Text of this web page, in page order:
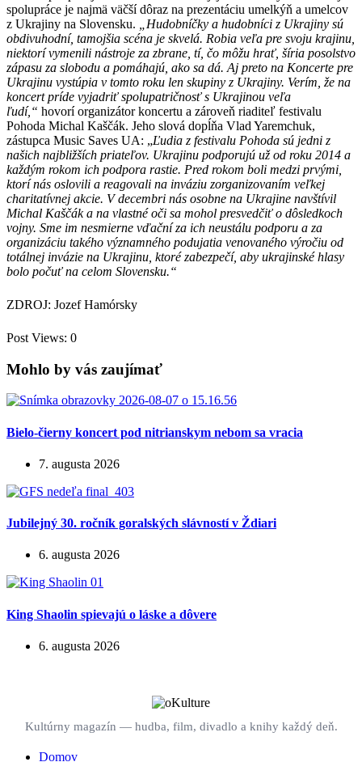
spolupráce je najmä väčší dôraz na prezentáciu umelkýň a umelcov
z Ukrajiny na Slovensku.
„Hudobníčky a hudobníci z Ukrajiny sú
obdivuhodní, tamojšia scéna je skvelá. Robia veľa pre svoju krajinu,
niektorí vymenili nástroje za zbrane, tí, čo môžu hrať, šíria posolstvo
zápasu za slobodu a pomáhajú, ako sa dá. Aj preto na Koncerte pre
Ukrajinu vystúpia v tomto roku len skupiny z Ukrajiny. Verím, že na
koncert príde vyjadriť spolupatričnosť s Ukrajinou veľa
ľudí,“ hovorí organizátor koncertu a zároveň riaditeľ festivalu
Pohoda Michal Kaščák. Jeho slová dopĺňa Vlad Yaremchuk,
zástupca Music Saves UA: „Ľudia z festivalu Pohoda sú jedni z
našich najbližších priateľov. Ukrajinu podporujú už od roku 2014 a
každým rokom ich podpora rastie. Pred rokom boli medzi prvými,
ktorí nás oslovili a reagovali na inváziu zorganizovaním veľkej
charitatívnej akcie. V decembri nás osobne na Ukrajine navštívil
Michal Kaščák a na vlastné oči sa mohol presvedčiť o dôsledkoch
vojny. Sme im nesmierne vďační za ich neustálu podporu a za
organizáciu takého významného podujatia venovaného výročiu od
totálnej invázie na Ukrajinu, ktoré zabezpečí, aby ukrajinské hlasy
bolo počuť na celom Slovensku.“
ZDROJ: Jozef Hamórsky
Post Views: 0
Mohlo by vás zaujímať
Bielo-čierny koncert pod nitrianskym nebom sa vracia
7. augusta 2026
Jubilejný 30. ročník goralských slávností v Ždiari
6. augusta 2026
King Shaolin spievajú o láske a dôvere
6. augusta 2026
Kultúrny magazín — hudba, film, divadlo a knihy každý deň.
Domov